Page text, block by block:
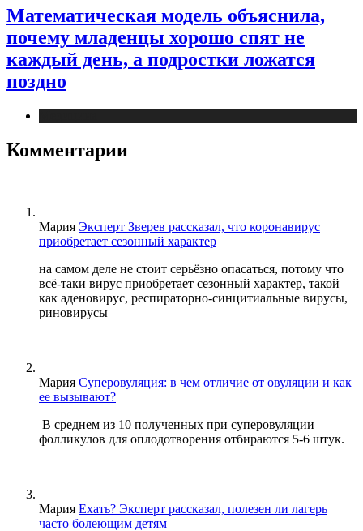
Математическая модель объяснила,
почему младенцы хорошо спят не
каждый день, а подростки ложатся
поздно
Комментарии
Мария Эксперт Зверев рассказал, что коронавирус
приобретает сезонный характер
на самом деле не стоит серьёзно опасаться, потому что
всё-таки вирус приобретает сезонный характер, такой
как аденовирус, респираторно-синцитиальные вирусы,
риновирусы
Мария Суперовуляция: в чем отличие от овуляции и как
ее вызывают?
В среднем из 10 полученных при суперовуляции
фолликулов для оплодотворения отбираются 5-6 штук.
Мария Ехать? Эксперт рассказал, полезен ли лагерь
часто болеющим детям